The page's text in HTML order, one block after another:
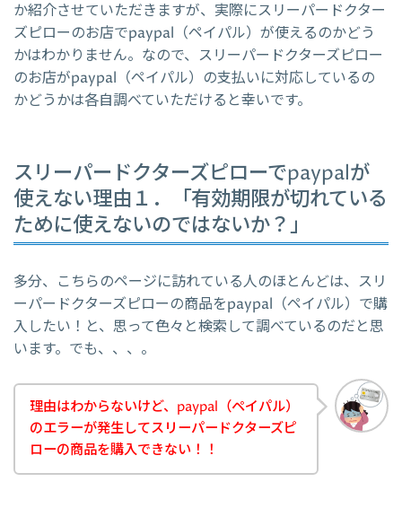
か紹介させていただきますが、実際にスリーパードクター
ズピローのお店でpaypal（ペイパル）が使えるのかどう
かはわかりません。なので、スリーパードクターズピロー
のお店がpaypal（ペイパル）の支払いに対応しているの
かどうかは各自調べていただけると幸いです。
スリーパードクターズピローでpaypalが
使えない理由１．「有効期限が切れている
ために使えないのではないか？」
多分、こちらのページに訪れている人のほとんどは、スリ
ーパードクターズピローの商品をpaypal（ペイパル）で購
入したい！と、思って色々と検索して調べているのだと思
います。でも、、、。
理由はわからないけど、paypal（ペイパル）
のエラーが発生してスリーパードクターズピ
ローの商品を購入できない！！